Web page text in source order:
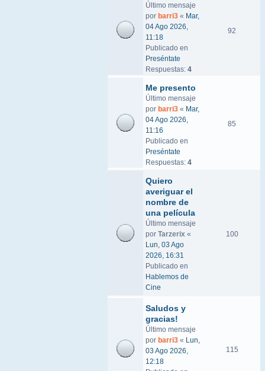
Último mensaje
por barri3 « Mar,
04 Ago 2026,
11:18
Publicado en
Preséntate
Respuestas: 4
92
Me presento
Último mensaje
por barri3 « Mar,
04 Ago 2026,
11:16
Publicado en
Preséntate
Respuestas: 4
85
Quiero
averiguar el
nombre de
una película
Último mensaje
por Tarzerix «
Lun, 03 Ago
2026, 16:31
Publicado en
Hablemos de
Cine
100
Saludos y
gracias!
Último mensaje
por barri3 « Lun,
03 Ago 2026,
12:18
115